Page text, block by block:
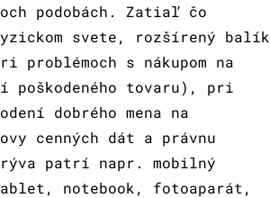
podobách. Zatiaľ čo
svete, rozšírený balík
s nákupom na
poškodeného tovaru), pri
dobrého mena na
cenných dát a právnu
patrí napr. mobilný
notebook, fotoaparát,